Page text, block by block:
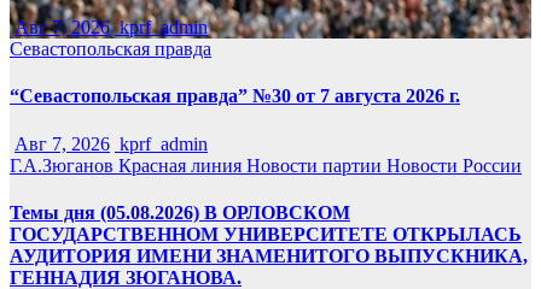
Авг 7, 2026 kprf_admin
Севастопольская правда
“Севастопольская правда” №30 от 7 августа 2026 г.
Авг 7, 2026 kprf_admin
Г.А.Зюганов Красная линия Новости партии Новости России
Темы дня (05.08.2026) В ОРЛОВСКОМ
ГОСУДАРСТВЕННОМ УНИВЕРСИТЕТЕ ОТКРЫЛАСЬ
АУДИТОРИЯ ИМЕНИ ЗНАМЕНИТОГО ВЫПУСКНИКА,
ГЕННАДИЯ ЗЮГАНОВА.